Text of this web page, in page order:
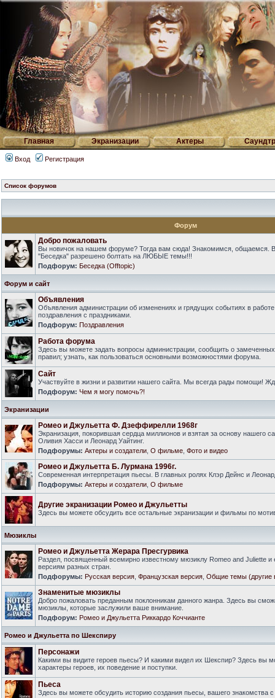
Главная Экранизации Актеры
Вход Регистрация
Список форумов
Форум
Добро пожаловать
Вы новичок на нашем форуме? Тогда вам сюда! Знакомимся, общаемся.
"Беседка" разрешено болтать на ЛЮБЫЕ темы!!!
Подфорум: Беседка (Offtopic)
Форум и сайт
Объявления
Объявления администрации об изменениях и грядущих событиях в
поздравления с праздниками.
Подфорум: Поздравления
Работа форума
Здесь вы можете задать вопросы администрации, сообщить о
правил; узнать, как пользоваться основными возможностями форума.
Сайт
Участвуйте в жизни и развитии нашего сайта. Мы всегда рады помощи!
Подфорум: Чем я могу помочь?!
Экранизации
Ромео и Джульетта Ф. Дзеффирелли 1968г
Экранизация, покорившая сердца миллионов и взятая за основу нашего
Оливия Хасси и Леонард Уайтинг.
Подфорумы: Актеры и создатели О фильме Фото и видео
Ромео и Джульетта Б. Лурмана 1996г.
Современная интерпретация пьесы. В главных ролях Клэр Дейнс и
Подфорумы: Актеры и создатели О фильме
Другие экранизации Ромео и Джульетты
Здесь вы можете обсудить все остальные экранизации и фильмы по
Мюзиклы
Ромео и Джульетта Жерара Пресгурвика
Раздел, посвященный всемирно известному мюзиклу Romeo and Juliette и
версиям разных стран.
Подфорумы: Русская версия Французская версия Общие темы (другие
Знаменитые мюзиклы
Добро пожаловать преданным поклонникам данного жанра. Здесь вы
мюзиклы, которые заслужили ваше внимание.
Подфорум: Ромео и Джульетта Риккардо Коччианте
Ромео и Джульетта по Шекспиру
Персонажи
Какими вы видите героев пьесы? И какими видел их Шекспир? Здесь вы
характеры героев, их поведение и поступки.
Пьеса
Здесь вы можете обсудить историю создания пьесы, вашего знакомства